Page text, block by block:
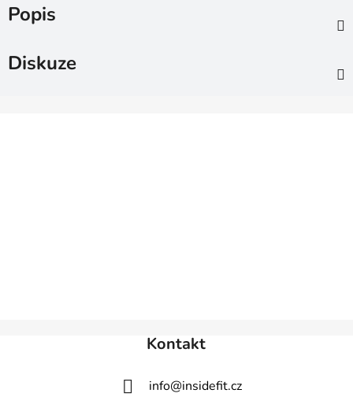
Popis
Diskuze
Kontakt
info@insidefit.cz